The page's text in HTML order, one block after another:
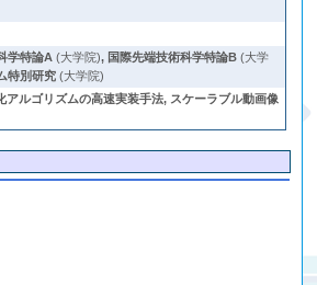
学特論A (大学院), 国際先端技術科学特論B (大学
特別研究 (大学院)
ルゴリズムの高速実装手法, スケーラブル動画像